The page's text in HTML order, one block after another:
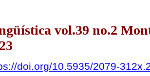
vol.39 no.2
doi.org/10.5935/2079-